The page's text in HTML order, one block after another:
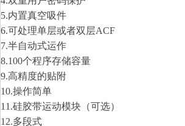
5.内置真空吸件
6.可处理单层或者双层ACF
7.半自动式运作
8.100个程序存储容量
9.高精度的贴附
10.操作简单
11.硅胶带运动模块（可选）
12.多段式